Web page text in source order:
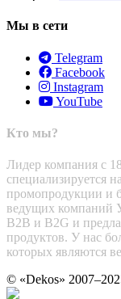
Мы в сети
Telegram
Facebook
Instagram
YouTube
Кто мы?
Лидер компания с
специализируется
промопродукции и
ведущих компаний
B2B и B2G и
продуктов. У нас
которых являются
© «Dekos»